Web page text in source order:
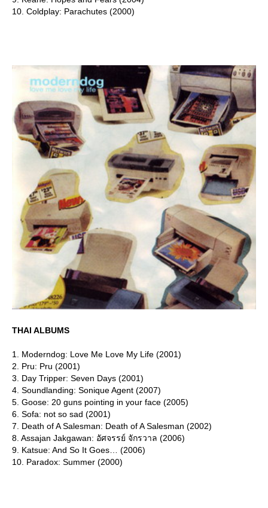
10. Coldplay: Parachutes (2000)
THAI ALBUMS
1. Moderndog: Love Me Love My Life (2001)
2. Pru: Pru (2001)
3. Day Tripper: Seven Days (2001)
4. Soundlanding: Sonique Agent (2007)
5. Goose: 20 guns pointing in your face (2005)
6. Sofa: not so sad (2001)
7. Death of A Salesman: Death of A Salesman (2002)
8. Assajan Jakgawan: อัศจรรย์ จักรวาล (2006)
9. Katsue: And So It Goes… (2006)
10. Paradox: Summer (2000)